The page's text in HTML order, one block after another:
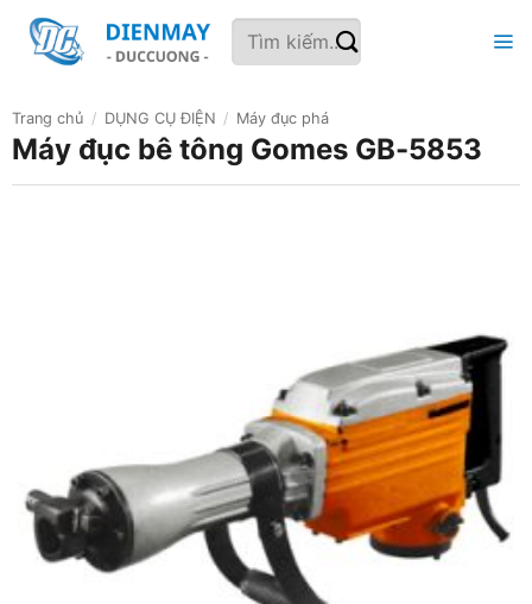
qua
Tìm
kiếm:
Trang chủ / DỤNG CỤ ĐIỆN / Máy đục phá
Máy đục bê tông Gomes GB-5853